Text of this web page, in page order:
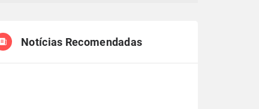
Notícias Recomendadas